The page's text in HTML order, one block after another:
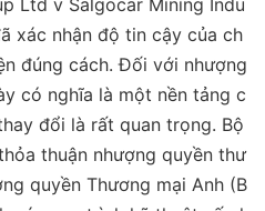
xác nhận độ tin cậy của ch
đúng cách. Đối với nhượng
có nghĩa là một nền tảng c
đổi là rất quan trọng. Bộ
thuận nhượng quyền thư
quyền Thương mại Anh (B